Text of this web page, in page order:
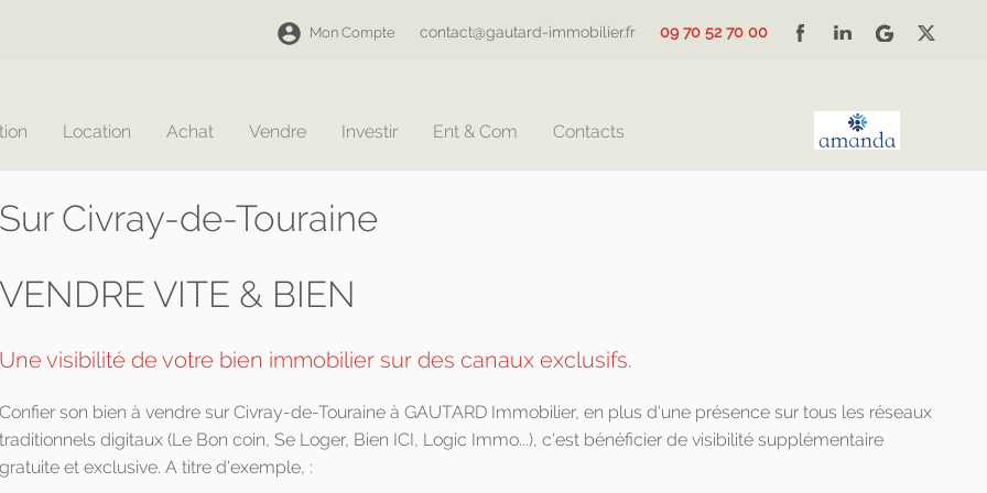
Mon Compte contact@gautard-immobilier.fr 09 70 52 70 00
Location Achat Vendre Investir Ent & Com Contacts
Sur Civray-de-Touraine
VENDRE VITE & BIEN
Une visibilité de votre bien immobilier sur des canaux exclusifs.
Confier son bien à vendre sur Civray-de-Touraine à GAUTARD Immobilier, en plus d'une présence sur tous les réseaux
traditionnels digitaux (Le Bon coin, Se Loger, Bien ICI, Logic Immo...), c'est bénéficier de visibilité supplémentaire
gratuite et exclusive. A titre d'exemple, :